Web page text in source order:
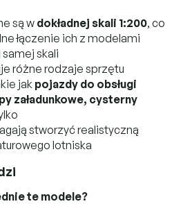
są w dokładnej skali 1:200, co
łączenie ich z modelami
skali
różne rodzaje sprzętu
jak pojazdy do obsługi
załadunkowe, cysterny
stworzyć realistyczną
lotniska
te modele?